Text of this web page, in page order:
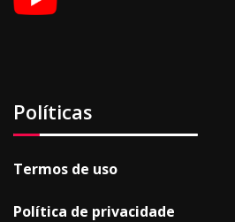
Políticas
Termos de uso
Política de privacidade